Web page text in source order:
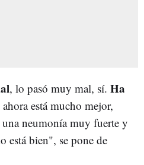
, lo pasó muy mal, sí. Ha
está mucho mejor,
neumonía muy fuerte y
está bien", se pone de